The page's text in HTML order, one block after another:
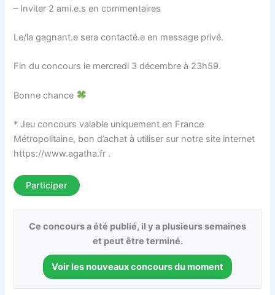
– Inviter 2 ami.e.s en commentaires
Le/la gagnant.e sera contacté.e en message privé.
Fin du concours le mercredi 3 décembre à 23h59.
Bonne chance
* Jeu concours valable uniquement en France
Métropolitaine, bon d’achat à utiliser sur notre site internet
https://www.agatha.fr .
Participer
Ce concours a été publié, il y a plusieurs semaines
et peut être terminé.
Voir les nouveaux concours du moment